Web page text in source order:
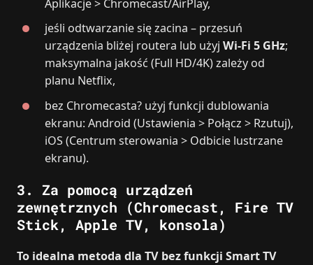
Aplikacje > Chromecast/AirPlay,
jeśli odtwarzanie się zacina – przesuń
urządzenia bliżej routera lub użyjWi‑Fi 5 GHz;
maksymalna jakość (Full HD/4K) zależy od
planu Netflix,
bez Chromecasta? użyj funkcji dublowania
ekranu: Android (Ustawienia > Połącz > Rzutuj),
iOS (Centrum sterowania > Odbicie lustrzane
ekranu).
3. Za pomocą urządzeń
zewnętrznych (Chromecast, Fire TV
Stick, Apple TV, konsola)
To idealna metoda dla TV bez funkcji Smart TV